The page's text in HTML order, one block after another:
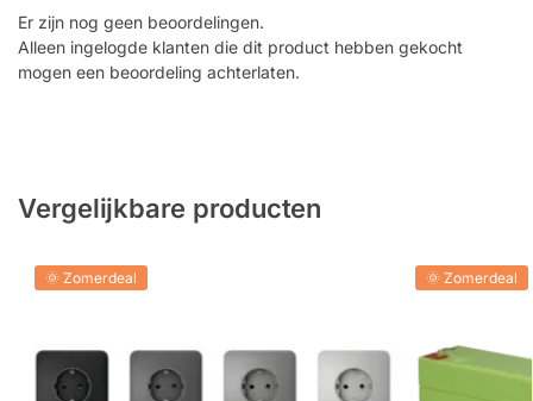
Er zijn nog geen beoordelingen.
Alleen ingelogde klanten die dit product hebben gekocht
mogen een beoordeling achterlaten.
Vergelijkbare producten
🌞 Zomerdeal 🌞 Zomerdeal